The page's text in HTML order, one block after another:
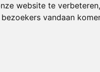
website te
vandaan
mijn prijs Al vanaf